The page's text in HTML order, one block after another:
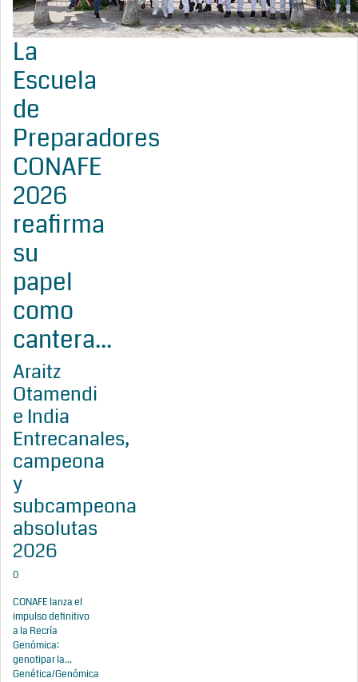
La
Escuela
de
Preparadores
CONAFE
2026
reafirma
su
papel
como
cantera...
Araitz
Otamendi
e India
Entrecanales,
campeona
y
subcampeona
absolutas
2026
0
CONAFE lanza el
impulso definitivo
a la Recría
Genómica:
genotipar la...
Genética/Genómica